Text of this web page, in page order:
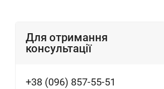
Для отримання
консультації
+38 (096) 857-55-51